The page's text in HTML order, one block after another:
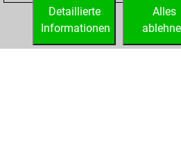
your FritzAlles
Detaillierte
Informationen